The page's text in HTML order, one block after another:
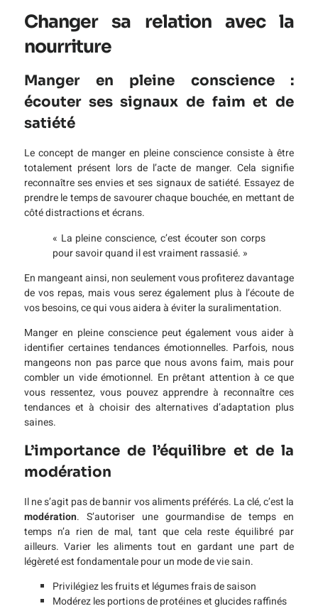
Changer sa relation avec la
nourriture
Manger en pleine conscience :
écouter ses signaux de faim et de
satiété
Le concept de manger en pleine conscience consiste à être
totalement présent lors de l’acte de manger. Cela signifie
reconnaître ses envies et ses signaux de satiété. Essayez de
prendre le temps de savourer chaque bouchée, en mettant de
côté distractions et écrans.
« La pleine conscience, c’est écouter son corps
pour savoir quand il est vraiment rassasié. »
En mangeant ainsi, non seulement vous profiterez davantage
de vos repas, mais vous serez également plus à l’écoute de
vos besoins, ce qui vous aidera à éviter la suralimentation.
Manger en pleine conscience peut également vous aider à
identifier certaines tendances émotionnelles. Parfois, nous
mangeons non pas parce que nous avons faim, mais pour
combler un vide émotionnel. En prêtant attention à ce que
vous ressentez, vous pouvez apprendre à reconnaître ces
tendances et à choisir des alternatives d’adaptation plus
saines.
L’importance de l’équilibre et de la
modération
Il ne s’agit pas de bannir vos aliments préférés. La clé, c’est la
modération. S’autoriser une gourmandise de temps en
temps n’a rien de mal, tant que cela reste équilibré par
ailleurs. Varier les aliments tout en gardant une part de
légèreté est fondamentale pour un mode de vie sain.
Privilégiez les fruits et légumes frais de saison
Modérez les portions de protéines et glucides raffinés